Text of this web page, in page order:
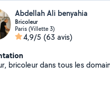
Abdellah Ali benyahia
Bricoleur
Paris (Villette 3)
4,9/5 (63 avis)
bricoleur dans tous les